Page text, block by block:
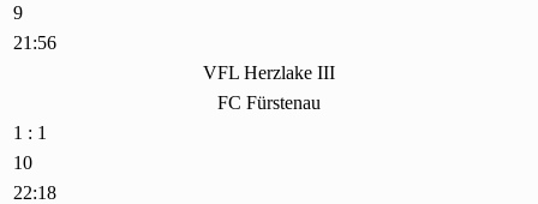
9
21:56
VFL Herzlake III
FC Fürstenau
1 : 1
10
22:18